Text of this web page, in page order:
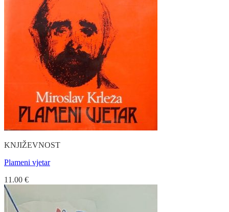
KNJIŽEVNOST
Plameni vjetar
11.00 €